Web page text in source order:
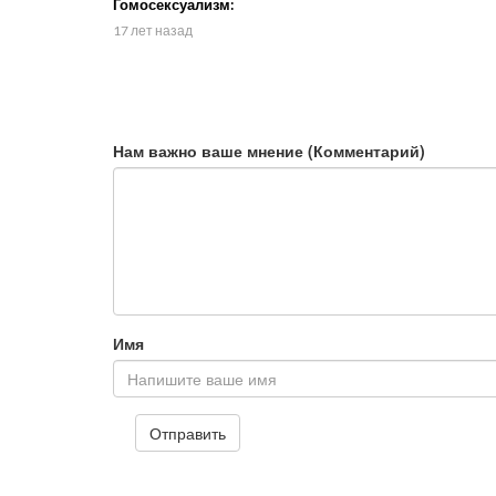
Гомосексуализм:
культура смерти
17 лет назад
Нам важно ваше мнение (Комментарий)
Имя